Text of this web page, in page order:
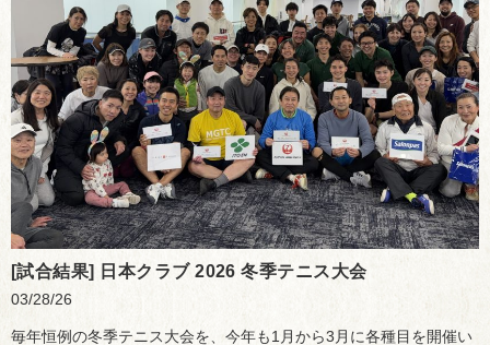
[試合結果] 日本クラブ 2026 冬季テニス大会
03/28/26
毎年恒例の冬季テニス大会を、今年も1月から3月に各種目を開催い